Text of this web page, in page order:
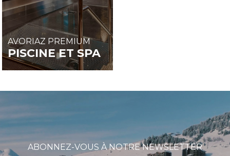
AVORIAZ PREMIUM
PISCINE ET SPA
ABONNEZ-VOUS À NOTRE NEWSLETTER